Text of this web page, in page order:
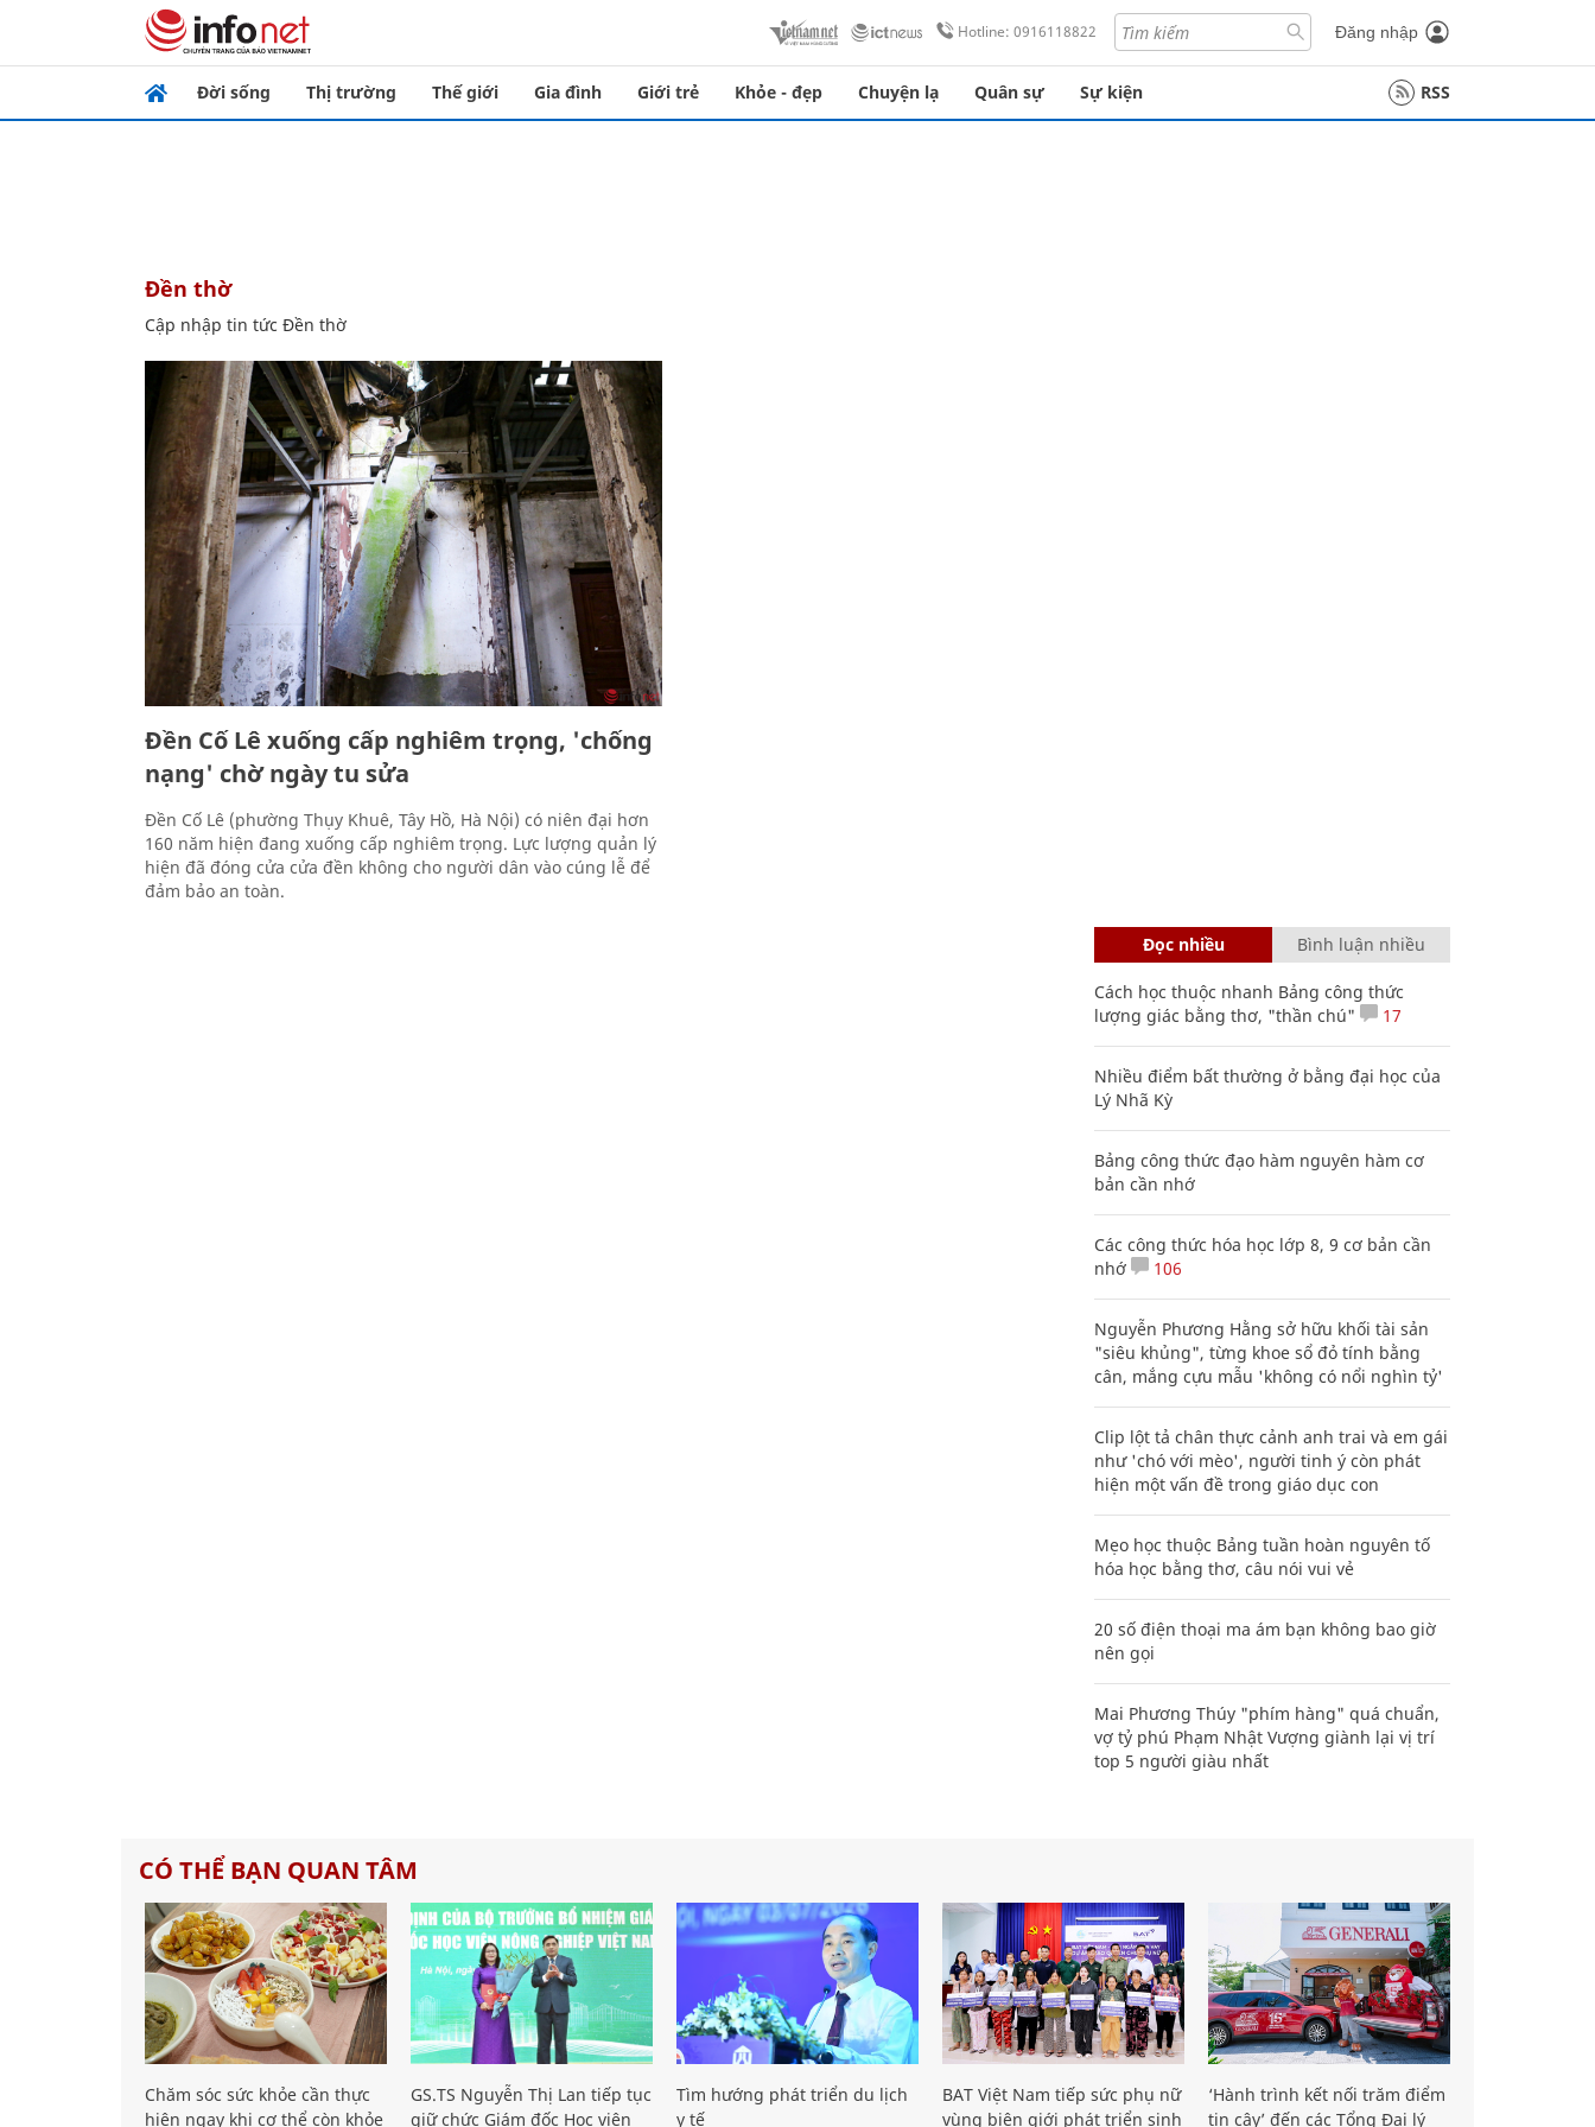
Hotline: 0916118822 Đăng nhập
Đời sống Thị trường Thế giới Gia đình Giới trẻ Khỏe - đẹp Chuyện lạ Quân sự Sự kiện RSS
Đền thờ
Cập nhập tin tức Đền thờ
Đền Cố Lê xuống cấp nghiêm trọng, 'chống
nạng' chờ ngày tu sửa
Đền Cố Lê (phường Thụy Khuê, Tây Hồ, Hà Nội) có niên đại hơn
160 năm hiện đang xuống cấp nghiêm trọng. Lực lượng quản lý
hiện đã đóng cửa cửa đền không cho người dân vào cúng lễ để
đảm bảo an toàn.
Đọc nhiều Bình luận nhiều
Cách học thuộc nhanh Bảng công thức
lượng giác bằng thơ, "thần chú"
17
Nhiều điểm bất thường ở bằng đại học của
Lý Nhã Kỳ
Bảng công thức đạo hàm nguyên hàm cơ
bản cần nhớ
Các công thức hóa học lớp 8, 9 cơ bản cần
nhớ
106
Nguyễn Phương Hằng sở hữu khối tài sản
"siêu khủng", từng khoe sổ đỏ tính bằng
cân, mắng cựu mẫu 'không có nổi nghìn tỷ'
Clip lột tả chân thực cảnh anh trai và em gái
như 'chó với mèo', người tinh ý còn phát
hiện một vấn đề trong giáo dục con
Mẹo học thuộc Bảng tuần hoàn nguyên tố
hóa học bằng thơ, câu nói vui vẻ
20 số điện thoại ma ám bạn không bao giờ
nên gọi
Mai Phương Thúy "phím hàng" quá chuẩn,
vợ tỷ phú Phạm Nhật Vượng giành lại vị trí
top 5 người giàu nhất
CÓ THỂ BẠN QUAN TÂM
Chăm sóc sức khỏe cần thực
hiện ngay khi cơ thể còn khỏe
GS.TS Nguyễn Thị Lan tiếp tục
giữ chức Giám đốc Học viện
Tìm hướng phát triển du lịch
y tế
BAT Việt Nam tiếp sức phụ nữ
vùng biên giới phát triển sinh
‘Hành trình kết nối trăm điểm
tin cậy’ đến các Tổng Đại lý